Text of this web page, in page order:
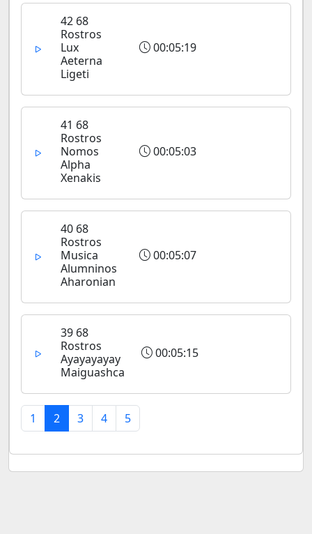
42 68
Rostros
Lux
Aeterna
Ligeti
00:05:19
41 68
Rostros
Nomos
Alpha
Xenakis
00:05:03
40 68
Rostros
Musica
Alumninos
Aharonian
00:05:07
39 68
Rostros
Ayayayayay
Maiguashca
00:05:15
1 2 3 4 5